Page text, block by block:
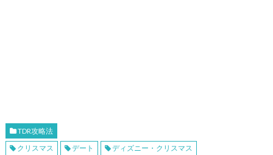
TDR攻略法
クリスマス
デート
ディズニー・クリスマス